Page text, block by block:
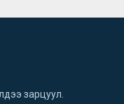
зарцуул.